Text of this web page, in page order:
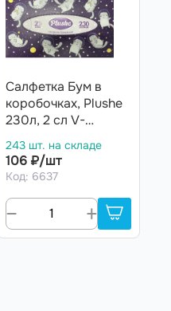
Салфетка Бум в
коробочках, Plushe
230л, 2 сл V-
20 в кор (Корги,
Зайцы, Протея,
Совы
243 шт. на складе
106 ₽/шт
Код: 6637